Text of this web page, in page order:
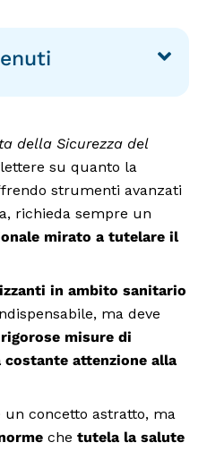
della Sicurezza del
su quanto la
strumenti avanzati
richieda sempre un
mirato a tutelare il
in ambito sanitario
ma deve
rigorose misure di
costante attenzione alla
un concetto astratto, ma
che tutela la salute